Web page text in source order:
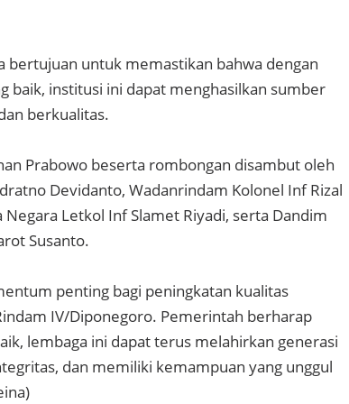
bertujuan untuk memastikan bahwa dengan
baik, institusi ini dapat menghasilkan sumber
berkualitas.
Prabowo beserta rombongan disambut oleh
Devidanto, Wadanrindam Kolonel Inf Rizal
Negara Letkol Inf Slamet Riyadi, serta Dandim
Susanto.
penting bagi peningkatan kualitas
IV/Diponegoro. Pemerintah berharap
lembaga ini dapat terus melahirkan generasi
dan memiliki kemampuan yang unggul